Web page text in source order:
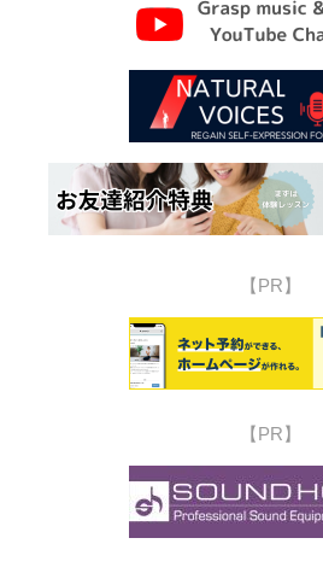
【PR】
【PR】